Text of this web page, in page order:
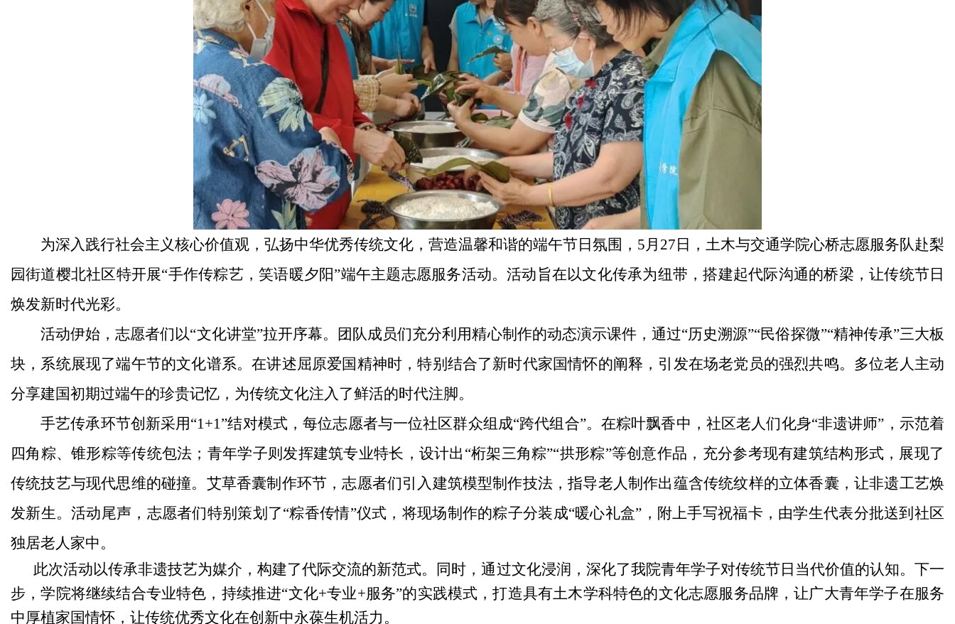
为深入践行社会主义核心价值观，弘扬中华优秀传统文化，营造温馨和谐的端午节日氛围，5月27日，土木与交通学院心桥志愿服务队赴梨
园街道樱北社区特开展“手作传粽艺，笑语暖夕阳”端午主题志愿服务活动。活动旨在以文化传承为纽带，搭建起代际沟通的桥梁，让传统节日
焕发新时代光彩。
活动伊始，志愿者们以“文化讲堂”拉开序幕。团队成员们充分利用精心制作的动态演示课件，通过“历史溯源”“民俗探微”“精神传承”三大板
块，系统展现了端午节的文化谱系。在讲述屈原爱国精神时，特别结合了新时代家国情怀的阐释，引发在场老党员的强烈共鸣。多位老人主动
分享建国初期过端午的珍贵记忆，为传统文化注入了鲜活的时代注脚。
手艺传承环节创新采用“1+1”结对模式，每位志愿者与一位社区群众组成“跨代组合”。在粽叶飘香中，社区老人们化身“非遗讲师”，示范着
四角粽、锥形粽等传统包法；青年学子则发挥建筑专业特长，设计出“桁架三角粽”“拱形粽”等创意作品，充分参考现有建筑结构形式，展现了
传统技艺与现代思维的碰撞。艾草香囊制作环节，志愿者们引入建筑模型制作技法，指导老人制作出蕴含传统纹样的立体香囊，让非遗工艺焕
发新生。活动尾声，志愿者们特别策划了“粽香传情”仪式，将现场制作的粽子分装成“暖心礼盒”，附上手写祝福卡，由学生代表分批送到社区
独居老人家中。
此次活动以传承非遗技艺为媒介，构建了代际交流的新范式。同时，通过文化浸润，深化了我院青年学子对传统节日当代价值的认知。下一
步，学院将继续结合专业特色，持续推进“文化+专业+服务”的实践模式，打造具有土木学科特色的文化志愿服务品牌，让广大青年学子在服务
中厚植家国情怀，让传统优秀文化在创新中永葆生机活力。